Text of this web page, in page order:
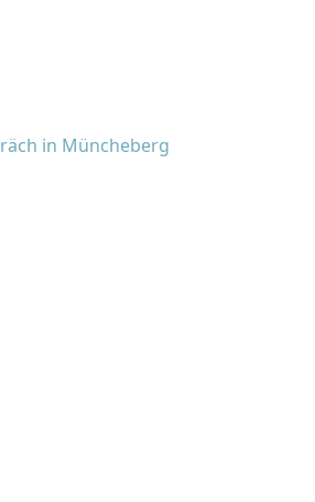
in Müncheberg